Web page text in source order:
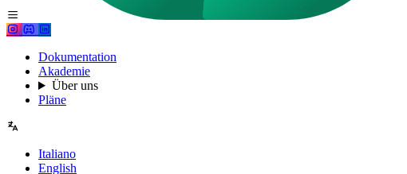
Dokumentation
Akademie
Über uns
Pläne
Italiano
English